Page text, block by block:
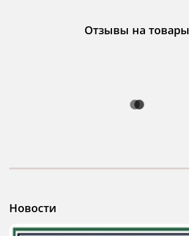
Отзывы на товары
Новости